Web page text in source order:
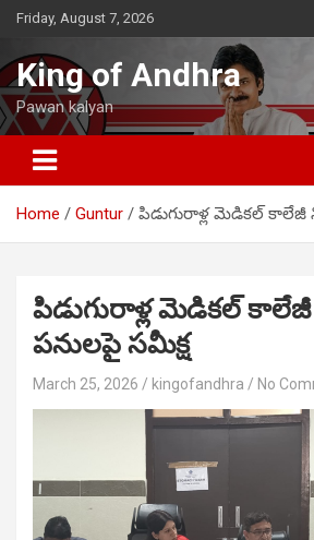
Skip
content
Friday, August 7, 2026
King of Andhra
Pawan kalyan
Home Guntur పిడుగురాళ్ల మెడికల్ కాలేజీ
పిడుగురాళ్ల మెడికల్
పనులపై సమీక్ష
March 25, 2026 kingofandhra No